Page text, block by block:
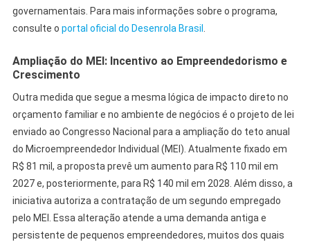
governamentais. Para mais informações sobre o programa,
consulte o portal oficial do Desenrola Brasil
Ampliação do MEI: Incentivo ao Empreendedorismo e
Crescimento
Outra medida que segue a mesma lógica de impacto direto no
orçamento familiar e no ambiente de negócios é o projeto de lei
enviado ao Congresso Nacional para a ampliação do teto anual
do Microempreendedor Individual (MEI). Atualmente fixado em
R$ 81 mil, a proposta prevê um aumento para R$ 110 mil em
2027 e, posteriormente, para R$ 140 mil em 2028. Além disso, a
iniciativa autoriza a contratação de um segundo empregado
pelo MEI. Essa alteração atende a uma demanda antiga e
persistente de pequenos empreendedores, muitos dos quais